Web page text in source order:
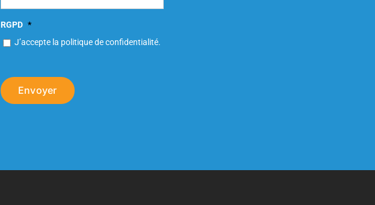
RGPD *
J’accepte la politique de confidentialité.
Envoyer